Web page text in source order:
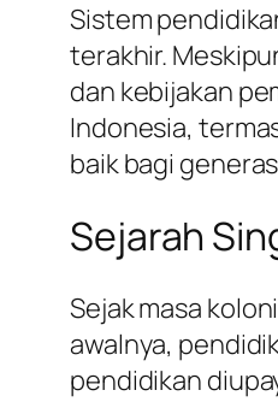
Sistem
terakhir.
dan kebijakan
Indonesia,
baik bagi
Sejarah
Sejak masa
awalnya,
pendidikan